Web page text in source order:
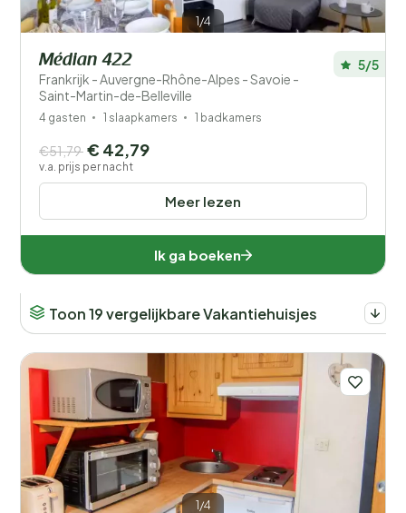
1/4
Médian 422
Frankrijk - Auvergne-Rhône-Alpes - Savoie -
Saint-Martin-de-Belleville
5/5
4 gasten 1 slaapkamers 1 badkamers
Meer lezen
€51,79 € 42,79
v.a. prijs per nacht
Ik ga boeken
Toon 19 vergelijkbare Vakantiehuisjes
1/4